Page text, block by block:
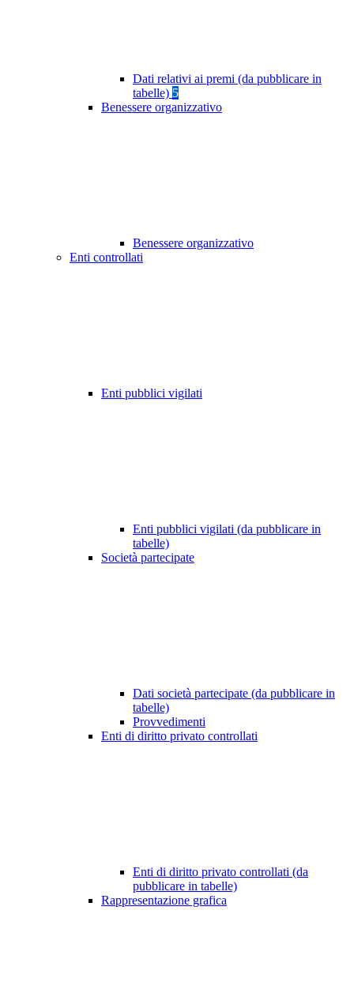
Dati relativi ai premi (da pubblicare in
tabelle) 5
Benessere organizzativo
Benessere organizzativo
Enti controllati
Enti pubblici vigilati
Enti pubblici vigilati (da pubblicare in
tabelle)
Società partecipate
Dati società partecipate (da pubblicare in
tabelle)
Provvedimenti
Enti di diritto privato controllati
Enti di diritto privato controllati (da
pubblicare in tabelle)
Rappresentazione grafica